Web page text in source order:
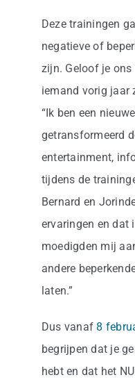
Deze trainingen
negatieve of
zijn. Geloof je
iemand vorig jaar
“Ik ben een
getransformeerd
entertainment,
tijdens de
Bernard en
ervaringen en dat
moedigden mij
andere
laten.”
Dus vanaf 8
begrijpen dat je
hebt en dat het